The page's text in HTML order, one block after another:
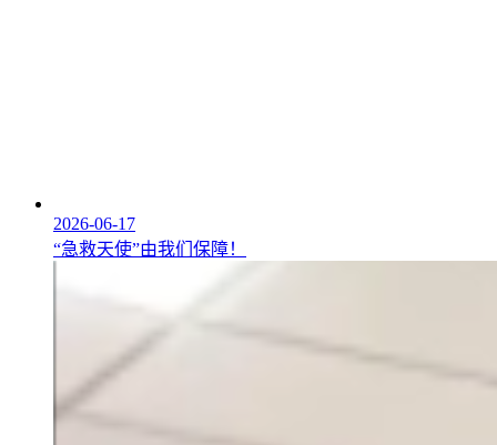
2026-06-17
“急救天使”由我们保障！